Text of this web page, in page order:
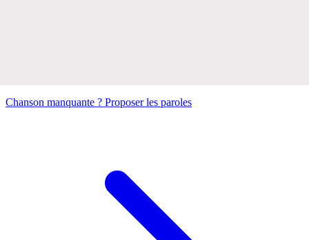
Chanson manquante ? Proposer les paroles